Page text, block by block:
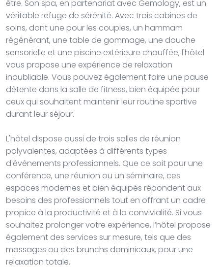
être. Son spa, en partenariat avec Gemology, est un
véritable refuge de sérénité. Avec trois cabines de
soins, dont une pour les couples, un hammam
régénérant, une table de gommage, une douche
sensorielle et une piscine extérieure chauffée, l'hôtel
vous propose une expérience de relaxation
inoubliable. Vous pouvez également faire une pause
détente dans la salle de fitness, bien équipée pour
ceux qui souhaitent maintenir leur routine sportive
durant leur séjour.
L'hôtel dispose aussi de trois salles de réunion
polyvalentes, adaptées à différents types
d'événements professionnels. Que ce soit pour une
conférence, une réunion ou un séminaire, ces
espaces modernes et bien équipés répondent aux
besoins des professionnels tout en offrant un cadre
propice à la productivité et à la convivialité. Si vous
souhaitez prolonger votre expérience, l’hôtel propose
également des services sur mesure, tels que des
massages ou des brunchs dominicaux, pour une
relaxation totale.